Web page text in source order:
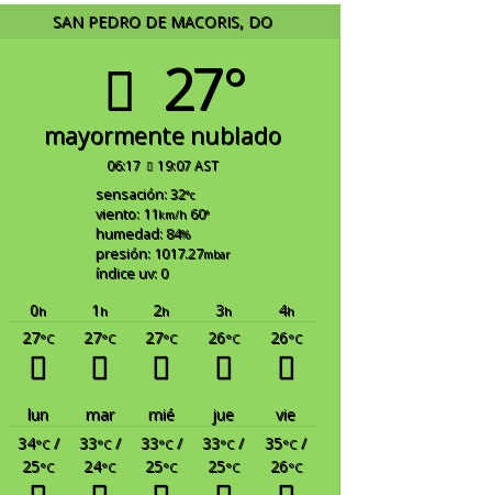
SAN PEDRO DE MACORIS, DO
27°
mayormente nublado
06:17 19:07 AST
sensación: 32°c
viento: 11km/h 60°
humedad: 84%
presión: 1017.27mbar
índice uv: 0
0h 1 h 2h 3h 4h
27°C 27°C 27°C 26°C 26°C
lun mar mié jue
vie
34°C/
25°C
33°C/
24°C
33°C/
25°C
33°C/
25°C
35°C/
26°C